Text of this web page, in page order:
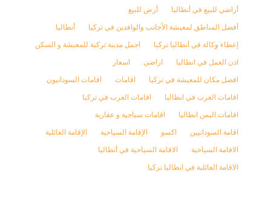
أراضي للبيع في أنطاليا
أرض للبيع
أفضل المناطق لمعيشة الأجانب والوافدين في تركيا
أنطاليا
إعطاء وكالة في أنطاليا تركيا
اجمل مدينة تركية للمعيشة و السكن
اذن العمل في انطاليا
اراضي
اسعار
افضل مكان للمعيشة في تركيا
اقامات
اقامات السودانيون
اقامات العرب في انطاليا
اقامات العرب في تركيا
اقامات اليمن انطاليا
اقامات سياحية و عقارية
اقامة السودانيين
اكسو الإقامة السياحية
الإقامة العائلية
الاقامة السياحية
الاقامة السياحية في أنطاليا
الاقامة العائلية في انطاليا تركيا